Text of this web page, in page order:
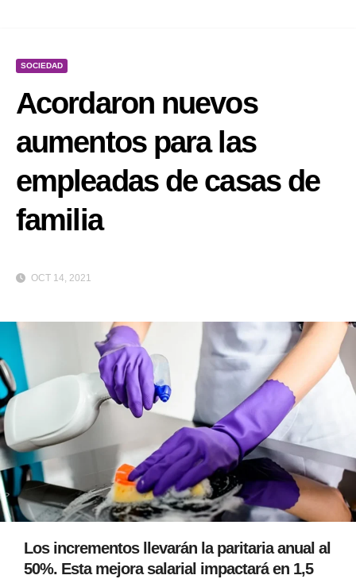
SOCIEDAD
Acordaron nuevos
aumentos para las
empleadas de casas de
familia
OCT 14, 2021
Los incrementos llevarán la paritaria anual al
50%. Esta mejora salarial impactará en 1,5